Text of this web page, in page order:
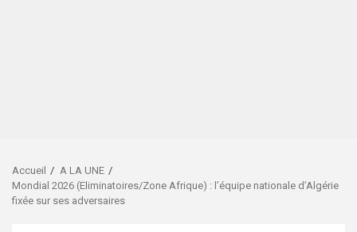
Accueil
A LA UNE
Mondial 2026 (Eliminatoires/Zone Afrique) : l’équipe nationale d’Algérie
fixée sur ses adversaires